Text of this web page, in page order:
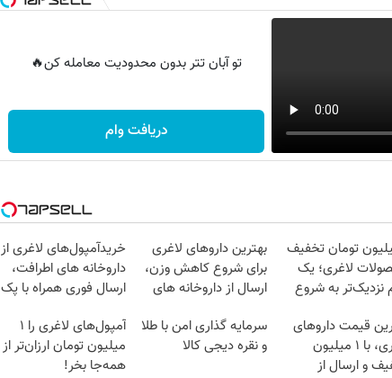
تو آبان تتر بدون محدودیت معامله کن🔥
دریافت وام
تومان تخفیف
لاغری؛ یک
نزدیک‌تر به شروع
بهترین داروهای لاغری
برای شروع کاهش وزن،
ارسال از داروخانه های
خریدآمپول‌های لاغری از
داروخانه های اطرافت،
ارسال فوری همراه با پک
قیمت داروهای
لاغری، با ۱ میلیون
و ارسال از
سرمایه گذاری امن با طلا
و نقره دیجی کالا
آمپول‌های لاغری را ۱
میلیون تومان ارزان‌تر از
همه‌جا بخر!